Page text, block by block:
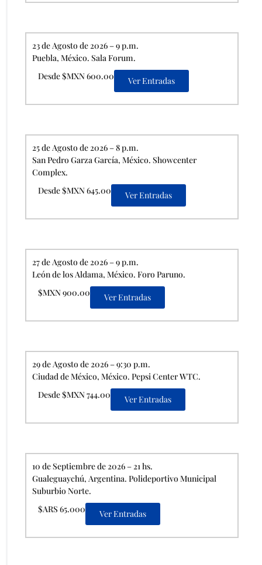
23 de Agosto de 2026 – 9 p.m.
Puebla, México. Sala Forum.
Desde $MXN 600.00
Ver Entradas
25 de Agosto de 2026 – 8 p.m.
San Pedro Garza García, México. Showcenter
Complex.
Desde $MXN 645.00
Ver Entradas
27 de Agosto de 2026 – 9 p.m.
León de los Aldama, México. Foro Paruno.
$MXN 900.00
Ver Entradas
29 de Agosto de 2026 – 9:30 p.m.
Ciudad de México, México. Pepsi Center WTC.
Desde $MXN 744.00
Ver Entradas
10 de Septiembre de 2026 – 21 hs.
Gualeguaychú, Argentina. Polideportivo Municipal
Suburbio Norte.
$ARS 65.000
Ver Entradas